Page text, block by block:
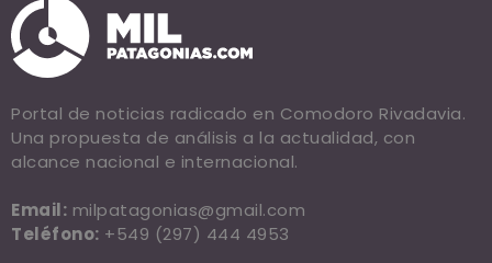
Portal de noticias radicado en Comodoro Rivadavia.
Una propuesta de análisis a la actualidad, con
alcance nacional e internacional.
Email: milpatagonias@gmail.com
Teléfono: +549 (297) 444 4953